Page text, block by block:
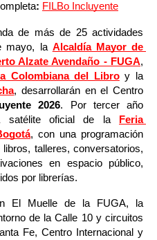
: FILBo Incluyente
de más de 25 actividades
mayo, la Alcaldía Mayor de
Alzate Avendaño - FUGA,
Colombiana del Libro
y la
, desarrollarán en el Centro
2026. Por tercer año
satélite oficial de la
Feria
, con una programación
talleres, conversatorios,
en espacio público,
por librerías.
El Muelle de la FUGA, la
de la Calle 10 y circuitos
Fe, Centro Internacional y